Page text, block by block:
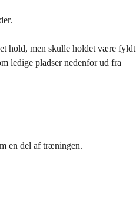
hold, men skulle holdet være fyldt
ledige pladser nedenfor ud fra
en del af træningen.